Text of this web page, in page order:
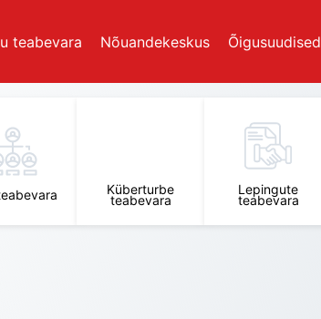
teabevara Nõuandekeskus Õigusuudised
Küberturbe
teabevara
Lepingute
teabevara